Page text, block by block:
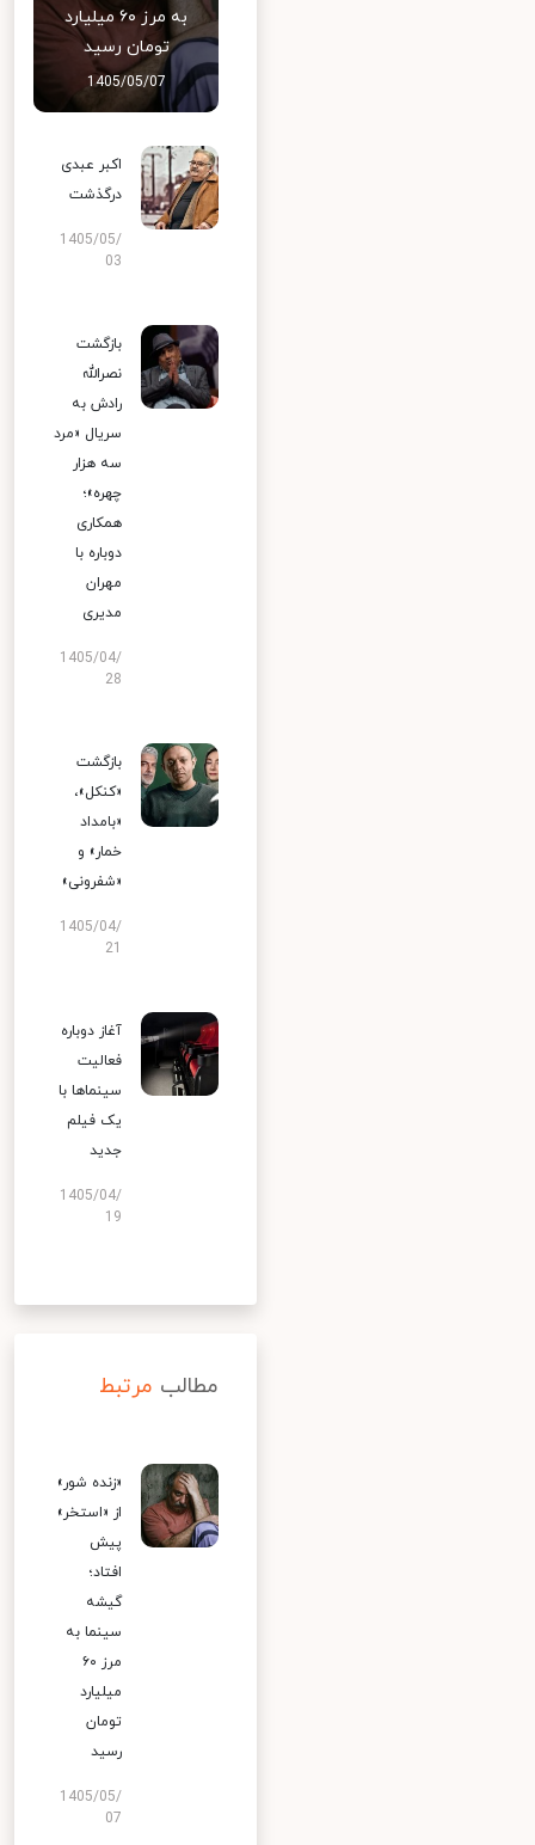
به مرز ۶۰ میلیارد
تومان رسید
1405/05/07
اکبر عبدی
درگذشت
1405/05/
03
بازگشت
نصرالله
رادش به
سریال «مرد
سه هزار
چهره»؛
همکاری
دوباره با
مهران
مدیری
1405/04/
28
بازگشت
«کنکل»،
«بامداد
خمار» و
«شفرونی»
1405/04/
آغاز دوباره
فعالیت
سینماها با
یک فیلم
جدید
1405/04/
19
مطالب مرتبط
«زنده شور»
از «استخر»
پیش
افتاد؛
گیشه
سینما به
مرز ۶۰
میلیارد
تومان
رسید
1405/05/
07